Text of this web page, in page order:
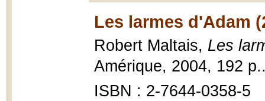
Les larmes d'Adam
Robert Maltais, Les
Amérique, 2004, 192
ISBN : 2-7644-0358-5